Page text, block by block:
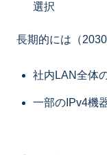
選択
長期的には（2030
社内LAN全体
一部のIPv4機